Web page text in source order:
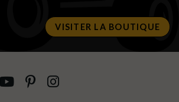
VISITER LA BOUTIQUE